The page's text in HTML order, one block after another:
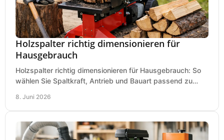
Holzspalter richtig dimensionieren für
Hausgebrauch
Holzspalter richtig dimensionieren für Hausgebrauch: So
wählen Sie Spaltkraft, Antrieb und Bauart passend zu
8. Juni 2026